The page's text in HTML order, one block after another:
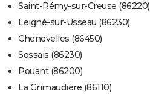
Saint-Rémy-sur-Creuse (86220)
Leigné-sur-Usseau (86230)
Chenevelles (86450)
Sossais (86230)
Pouant (86200)
La Grimaudière (86110)